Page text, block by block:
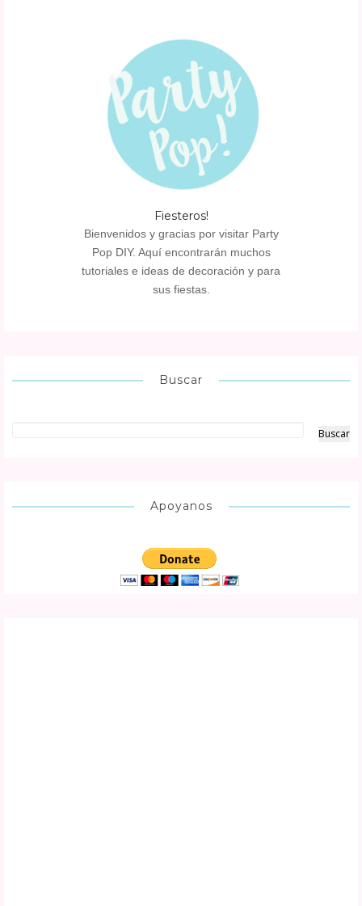
Fiesteros!
Bienvenidos y gracias por visitar Party
Pop DIY. Aquí encontrarán muchos
tutoriales e ideas de decoración y para
sus fiestas.
Buscar
Apoyanos